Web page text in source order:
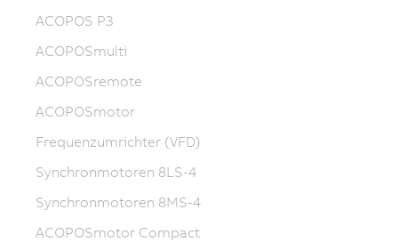
ACOPOS P3
ACOPOSmulti
ACOPOSremote
ACOPOSmotor
Frequenzumrichter (VFD)
Synchronmotoren 8LS-4
Synchronmotoren 8MS-4
ACOPOSmotor Compact